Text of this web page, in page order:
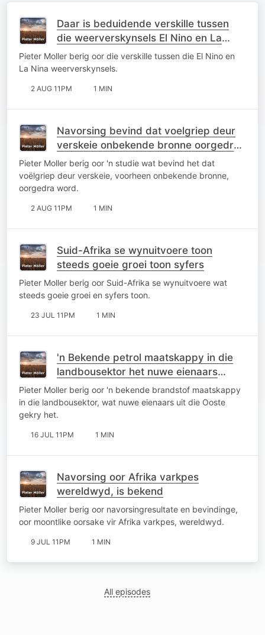
Daar is beduidende verskille tussen
die weerverskynsels El Nino en La
Nina
Pieter Moller berig oor die verskille tussen die El Nino en
La Nina weerverskynsels.
2 AUG 11PM 1 MIN
Navorsing bevind dat voelgriep deur
verskeie onbekende bronne oorgedra
word
Pieter Moller berig oor 'n studie wat bevind het dat
voëlgriep deur verskeie, voorheen onbekende bronne,
oorgedra word.
2 AUG 11PM 1 MIN
Suid-Afrika se wynuitvoere toon
steeds goeie groei toon syfers
Pieter Moller berig oor Suid-Afrika se wynuitvoere wat
steeds goeie groei en syfers toon.
23 JUL 11PM 1 MIN
'n Bekende petrol maatskappy in die
landbousektor het nuwe eienaars
gekry
Pieter Moller berig oor 'n bekende brandstof maatskappy
in die landbousektor, wat nuwe eienaars uit die Ooste
gekry het.
16 JUL 11PM 1 MIN
Navorsing oor Afrika varkpes
wereldwyd, is bekend
Pieter Moller berig oor navorsingresultate en bevindinge,
oor moontlike oorsake vir Afrika varkpes, wereldwyd.
9 JUL 11PM 1 MIN
All episodes